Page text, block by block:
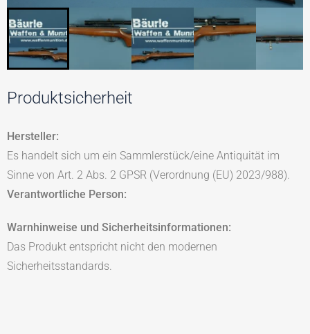
Produktsicherheit
Hersteller:
Es handelt sich um ein Sammlerstück/eine Antiquität im
Sinne von Art. 2 Abs. 2 GPSR (Verordnung (EU) 2023/988).
Verantwortliche Person:
Warnhinweise und Sicherheitsinformationen:
Das Produkt entspricht nicht den modernen
Sicherheitsstandards.